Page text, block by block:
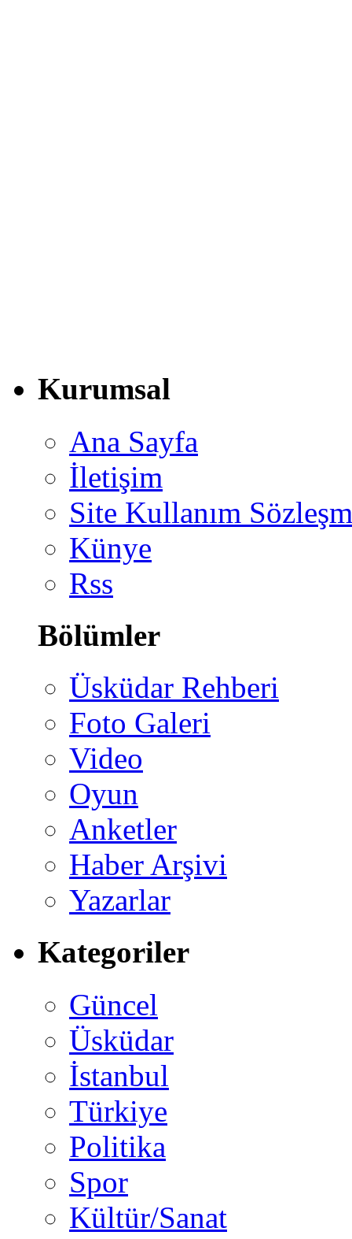
Kurumsal
Ana Sayfa
İletişim
Site Kullanım
Künye
Rss
Bölümler
Üsküdar Rehberi
Foto Galeri
Video
Oyun
Anketler
Haber Arşivi
Yazarlar
Kategoriler
Güncel
Üsküdar
İstanbul
Türkiye
Politika
Spor
Kültür/Sanat